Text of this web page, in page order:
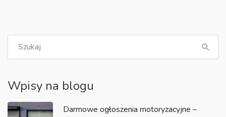
Wpisy na blogu
Darmowe ogłoszenia motoryzacyjne –